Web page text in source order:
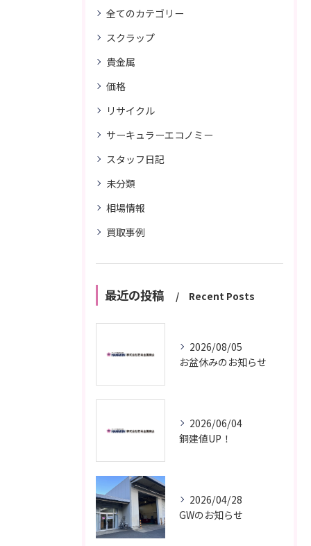
全てのカテゴリー
スクラップ
貴金属
価格
リサイクル
サーキュラーエコノミー
スタッフ日記
未分類
相場情報
買取事例
最近の投稿 Recent Posts
2026/08/05
お盆休みのお知らせ
2026/06/04
銅建値UP！
2026/04/28
GWのお知らせ